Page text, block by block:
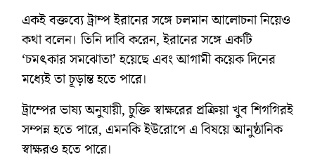
একই বক্তব্যে ট্রাম্প ইরানের সঙ্গে চলমান আলোচনা নিয়েও
কথা বলেন। তিনি দাবি করেন, ইরানের সঙ্গে একটি
‘চমৎকার সমঝোতা’ হয়েছে এবং আগামী কয়েক দিনের
মধ্যেই তা চূড়ান্ত হতে পারে।
ট্রাম্পের ভাষ্য অনুযায়ী, চুক্তি স্বাক্ষরের প্রক্রিয়া খুব শিগগিরই
সম্পন্ন হতে পারে, এমনকি ইউরোপে এ বিষয়ে আনুষ্ঠানিক
স্বাক্ষরও হতে পারে।